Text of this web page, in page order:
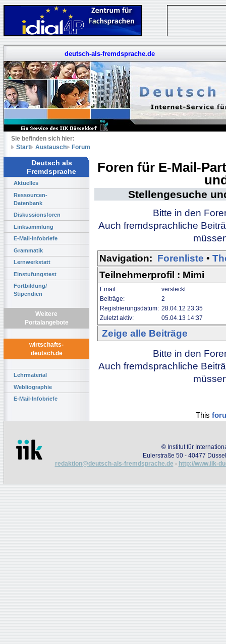
deutsch-als-fremdsprache.de
Sie befinden sich hier:
Start
Austausch Forum
Deutsch als
Fremdsprache
Aktuelles
Ressourcen-
Datenbank
Diskussionsforen
Linksammlung
E-Mail-Infobriefe
Grammatik
Lernwerkstatt
Einstufungstest
Fortbildung/
Stipendien
Weitere
Portalangebote
wirtschafts-
deutsch.de
Lehrmaterial
Webliographie
E-Mail-Infobriefe
Foren für E-Mail-
Stellengesuche
Bitte in den
Auch fremdsprachliche
Navigation: Forenliste •
Teilnehmerprofil : Mimi
Email:
versteckt
Beiträge:
2
Registrierungsdatum: 28.04.12 23:35
Zuletzt aktiv:
05.04.13 14:37
Zeige alle Beiträge
Bitte in den
Auch fremdsprachliche
This
© Institut für
Eulerstraße 50 - 40477
redaktion@deutsch-als-fremdsprache.de - http://www.iik-